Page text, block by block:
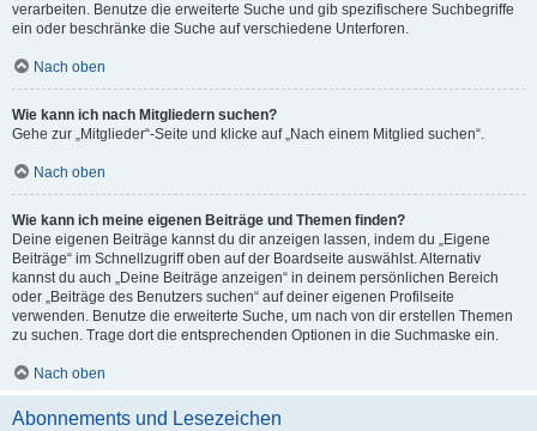
verarbeiten. Benutze die erweiterte Suche und gib spezifischere Suchbegriffe
ein oder beschränke die Suche auf verschiedene Unterforen.
Nach oben
Wie kann ich nach Mitgliedern suchen?
Gehe zur „Mitglieder“-Seite und klicke auf „Nach einem Mitglied suchen“.
Nach oben
Wie kann ich meine eigenen Beiträge und Themen finden?
Deine eigenen Beiträge kannst du dir anzeigen lassen, indem du „Eigene
Beiträge“ im Schnellzugriff oben auf der Boardseite auswählst. Alternativ
kannst du auch „Deine Beiträge anzeigen“ in deinem persönlichen Bereich
oder „Beiträge des Benutzers suchen“ auf deiner eigenen Profilseite
verwenden. Benutze die erweiterte Suche, um nach von dir erstellen Themen
zu suchen. Trage dort die entsprechenden Optionen in die Suchmaske ein.
Nach oben
Abonnements und Lesezeichen